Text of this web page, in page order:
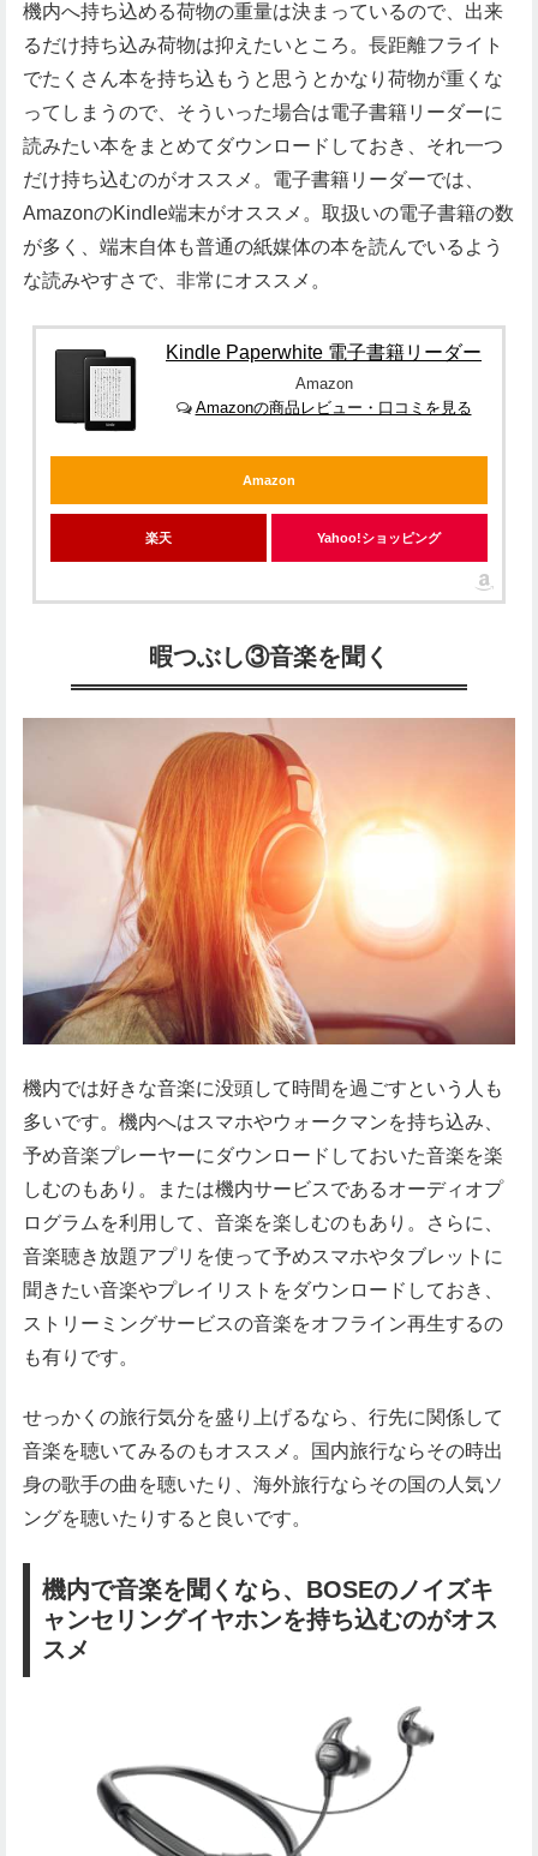
機内へ持ち込める荷物の重量は決まっているので、出来
るだけ持ち込み荷物は抑えたいところ。長距離フライト
でたくさん本を持ち込もうと思うとかなり荷物が重くな
ってしまうので、そういった場合は電子書籍リーダーに
読みたい本をまとめてダウンロードしておき、それ一つ
だけ持ち込むのがオススメ。電子書籍リーダーでは、
AmazonのKindle端末がオススメ。取扱いの電子書籍の数
が多く、端末自体も普通の紙媒体の本を読んでいるよう
な読みやすさで、非常にオススメ。
Kindle Paperwhite 電子書籍リーダー
Amazon
Amazonの商品レビュー・口コミを見る
Amazon
楽天 Yahoo!ショッピング
暇つぶし③音楽を聞く
機内では好きな音楽に没頭して時間を過ごすという人も
多いです。機内へはスマホやウォークマンを持ち込み、
予め音楽プレーヤーにダウンロードしておいた音楽を楽
しむのもあり。または機内サービスであるオーディオプ
ログラムを利用して、音楽を楽しむのもあり。さらに、
音楽聴き放題アプリを使って予めスマホやタブレットに
聞きたい音楽やプレイリストをダウンロードしておき、
ストリーミングサービスの音楽をオフライン再生するの
も有りです。
せっかくの旅行気分を盛り上げるなら、行先に関係して
音楽を聴いてみるのもオススメ。国内旅行ならその時出
身の歌手の曲を聴いたり、海外旅行ならその国の人気ソ
ングを聴いたりすると良いです。
機内で音楽を聞くなら、BOSEのノイズキ
ャンセリングイヤホンを持ち込むのがオス
スメ